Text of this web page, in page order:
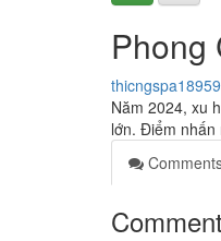
Phong
Năm 2024, xu
lớn. Điểm